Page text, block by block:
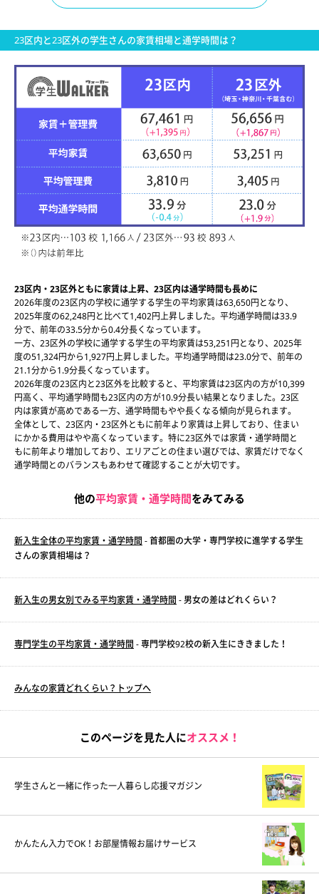
23区内と23区外の学生さんの家賃相場と通学時間は？
23区内・23区外ともに家賃は上昇、23区内は通学時間も長めに
2026年度の23区内の学校に通学する学生の平均家賃は63,650円となり、
2025年度の62,248円と比べて1,402円上昇しました。平均通学時間は33.9
分で、前年の33.5分から0.4分長くなっています。
一方、23区外の学校に通学する学生の平均家賃は53,251円となり、2025年
度の51,324円から1,927円上昇しました。平均通学時間は23.0分で、前年の
21.1分から1.9分長くなっています。
2026年度の23区内と23区外を比較すると、平均家賃は23区内の方が10,399
円高く、平均通学時間も23区内の方が10.9分長い結果となりました。23区
内は家賃が高めである一方、通学時間もやや長くなる傾向が見られます。
全体として、23区内・23区外ともに前年より家賃は上昇しており、住まい
にかかる費用はやや高くなっています。特に23区外では家賃・通学時間と
もに前年より増加しており、エリアごとの住まい選びでは、家賃だけでなく
通学時間とのバランスもあわせて確認することが大切です。
他の平均家賃・通学時間をみてみる
新入生全体の平均家賃・通学時間 - 首都圏の大学・専門学校に進学する学生
さんの家賃相場は？
新入生の男女別でみる平均家賃・通学時間 - 男女の差はどれくらい？
専門学生の平均家賃・通学時間 - 専門学校92校の新入生にききました！
みんなの家賃どれくらい？トップへ
このページを見た人にオススメ！
学生さんと一緒に作った一人暮らし応援マガジン
かんたん入力でOK！お部屋情報お届けサービス